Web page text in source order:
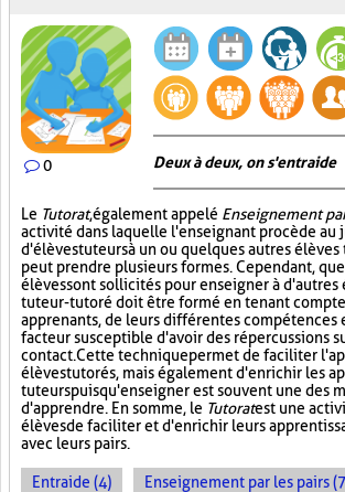
0 Deux à deux, on s'entraide
Le Tutorat, également appelé Enseignement
activité dans laquelle l'enseignant procède au
d'élèves tuteurs à un ou quelques autres élèves
peut prendre plusieurs formes. Cependant,
élèves sont sollicités pour enseigner à d'autres
tuteur-tutoré doit être formé en tenant
apprenants, de leurs différentes compétences
facteur susceptible d'avoir des répercussions
contact. Cette technique permet de faciliter
élèves tutorés, mais également d'enrichir les
tuteurs puisqu'enseigner est souvent une des
d'apprendre. En somme, le Tutoratest une
élèves de faciliter et d'enrichir leurs
avec leurs pairs.
Entraide (4) Enseignement par les pairs